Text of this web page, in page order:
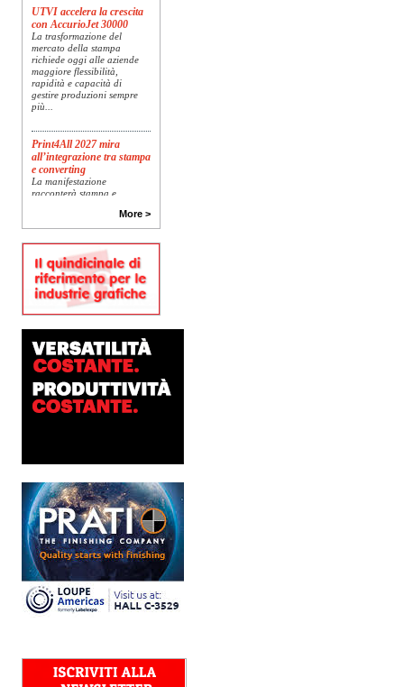
UTVI accelera la crescita
con AccurioJet 30000
La trasformazione del
mercato della stampa
richiede oggi alle aziende
maggiore flessibilità,
rapidità e capacità di
gestire produzioni sempre
più...
Print4All 2027 mira
all’integrazione tra stampa
e converting
La manifestazione
racconterà stampa e
package printing alle
Platinum Technologies
presenta SIGNATURE
approfondita delle reali
esigenze produttive del
mercato, Platinum
Technologies, centro
europeo di ricerca e...
integrare nel proprio
AccurioJet 30000 di Konica
Minolta, il sistema inkjet UV
LED B2+ progettato per...
Polyedra diventa un
marchio europeo: nasce
Polyedra Distribution
Group
Le società di distribuzione di
Torraspapel adottano il
Spagna, Francia e...
More >